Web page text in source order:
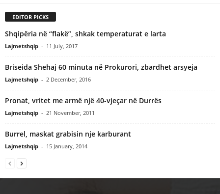
EDITOR PICKS
Shqipëria në “flakë”, shkak temperaturat e larta
Lajmetshqip - 11 July, 2017
Briseida Shehaj 60 minuta në Prokurori, zbardhet arsyeja
Lajmetshqip - 2 December, 2016
Pronat, vritet me armë një 40-vjeçar në Durrës
Lajmetshqip - 21 November, 2011
Burrel, maskat grabisin nje karburant
Lajmetshqip - 15 January, 2014